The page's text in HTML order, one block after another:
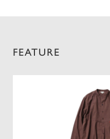
FEATURE